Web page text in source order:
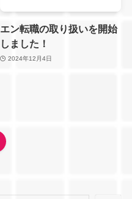
エン転職の取り扱いを開始
しました！
2024年12月4日